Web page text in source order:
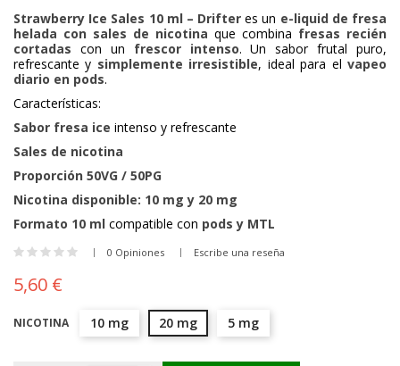
Strawberry Ice Sales 10 ml – Drifter es un e-liquid de fresa
helada con sales de nicotina que combina fresas recién
cortadas con un frescor intenso. Un sabor frutal puro,
refrescante y simplemente irresistible, ideal para elvapeo
diario en pods.
Características:
Sabor fresa ice intenso y refrescante
Sales de nicotina
Proporción 50VG / 50PG
Nicotina disponible: 10 mg y 20 mg
Formato 10 ml compatible con pods y MTL
0 Opiniones Escribe una reseña
5,60 €
NICOTINA 10 mg 20 mg 5 mg